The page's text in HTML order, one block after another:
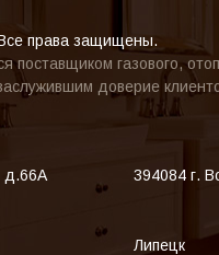
права защищены.
поставщиком газового,
доверие
д.66А 394084 г.
Липецк